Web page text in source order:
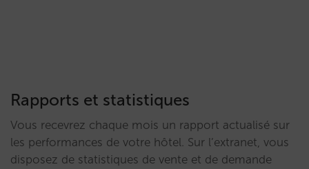
Rapports et statistiques
Vous recevrez chaque mois un rapport actualisé sur
les performances de votre hôtel. Sur l’extranet, vous
disposez de statistiques de vente et de demande